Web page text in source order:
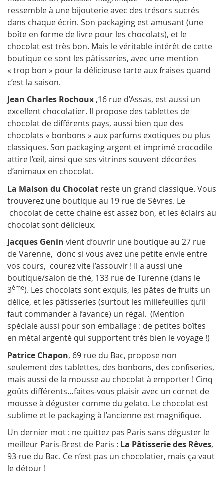
ressemble à une bijouterie avec des trésors sucrés
dans chaque écrin. Son packaging est amusant (une
boîte en forme de livre pour les chocolats), et le
chocolat est très bon. Mais le véritable intérêt de cette
boutique ce sont les pâtisseries, avec une mention
« trop bon » pour la délicieuse tarte aux fraises quand
c’est la saison.
Jean Charles Rochoux ,16 rue d’Assas, est aussi un
excellent chocolatier. Il propose des tablettes de
chocolat de différents pays, aussi bien que des
chocolats « bonbons » aux parfums exotiques ou plus
classiques. Son packaging argent et imprimé crocodile
attire l’œil, ainsi que ses vitrines souvent décorées
d’animaux en chocolat.
La Maison du Chocolat reste un grand classique. Vous
trouverez une boutique au 19 rue de Sèvres. Le
chocolat de cette chaine est assez bon, et les éclairs au
chocolat sont délicieux.
Jacques Genin vient d’ouvrir une boutique au 27 rue
de Varenne, donc si vous avez une petite envie entre
vos cours, courez vite l’assouvir ! Il a aussi une
boutique/salon de thé, 133 rue de Turenne (dans le
3ème). Les chocolats sont exquis, les pâtes de fruits un
délice, et les pâtisseries (surtout les millefeuilles qu’il
faut commander à l’avance) un régal. (Mention
spéciale aussi pour son emballage : de petites boîtes
en métal argenté qui supportent très bien le voyage !)
Patrice Chapon, 69 rue du Bac, propose non
seulement des tablettes, des bonbons, des confiseries,
mais aussi de la mousse au chocolat à emporter ! Cinq
goûts différents…faites-vous plaisir avec un cornet de
mousse à déguster comme du gelato. Le chocolat est
sublime et le packaging à l’ancienne est magnifique.
Un dernier mot : ne quittez pas Paris sans déguster le
meilleur Paris-Brest de Paris : La Pâtisserie des Rêves,
93 rue du Bac. Ce n’est pas un chocolatier, mais ça vaut
le détour !